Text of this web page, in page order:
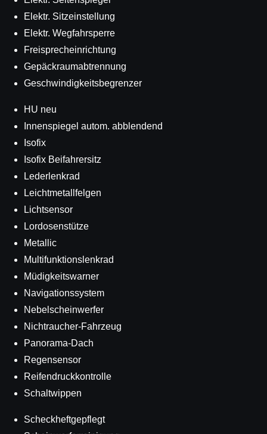
Elektr. Sitzeinstellung
Elektr. Wegfahrsperre
Freisprecheinrichtung
Gepäckraumabtrennung
Geschwindigkeitsbegrenzer
HU neu
Innenspiegel autom. abblendend
Isofix
Isofix Beifahrersitz
Lederlenkrad
Leichtmetallfelgen
Lichtsensor
Lordosenstütze
Metallic
Multifunktionslenkrad
Müdigkeitswarner
Navigationssystem
Nebelscheinwerfer
Nichtraucher-Fahrzeug
Panorama-Dach
Regensensor
Reifendruckkontrolle
Schaltwippen
Scheckheftgepflegt